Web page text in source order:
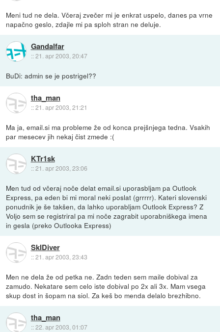
Meni tud ne dela. Včeraj zvečer mi je enkrat uspelo, danes pa vrne
napačno geslo, zdajle mi pa sploh stran ne deluje.
Gandalfar
::21. apr 2003, 20:47
BuDi: admin se je postrigel??
tha_man
::21. apr 2003, 21:21
Ma ja, email.si ma probleme že od konca prejšnjega tedna. Vsakih
par mesecev jih nekaj čist zmede :(
KTr1sk
::21. apr 2003, 23:06
Men tud od včeraj noče delat email.si uporasbljam pa Outlook
Express, pa eden bi mi moral neki poslat (grrrrr). Kateri slovenski
ponudnik je še takšen, da lahko uporabljam Outlook Express? Z
Voljo sem se registriral pa mi noče zagrabit uporabniškega imena
in gesla (preko Outlooka Express)
SkIDiver
::21. apr 2003, 23:43
Men ne dela že od petka ne. Zadn teden sem maile dobival za
zamudo. Nekatare sem celo iste dobival po 2x ali 3x. Mam vsega
skup dost in šopam na siol. Za keš bo menda delalo brezhibno.
tha_man
::22. apr 2003, 01:07